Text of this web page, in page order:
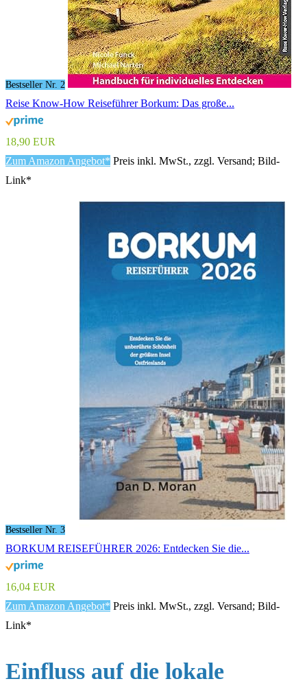
Bestseller Nr. 2
Reise Know-How Reiseführer Borkum: Das große...
18,90 EUR
Zum Amazon Angebot* Preis inkl. MwSt., zzgl. Versand; Bild-
Link*
Bestseller Nr. 3
BORKUM REISEFÜHRER 2026: Entdecken Sie die...
16,04 EUR
Zum Amazon Angebot* Preis inkl. MwSt., zzgl. Versand; Bild-
Link*
Einfluss auf die lokale